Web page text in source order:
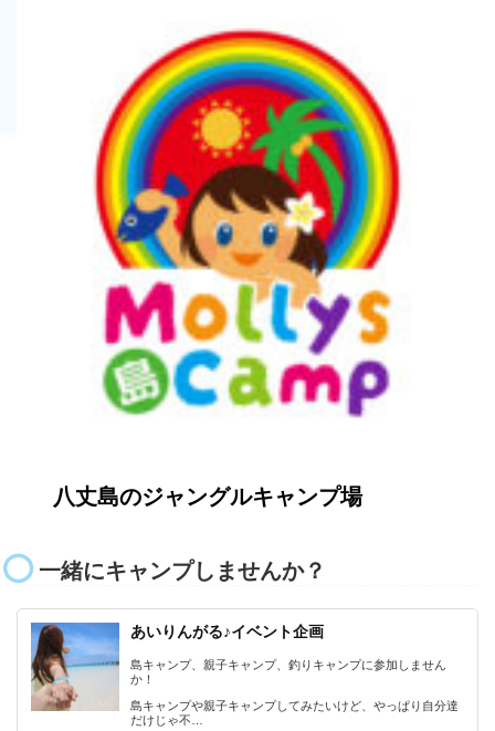
八丈島のジャングルキャンプ場
一緒にキャンプしませんか？
あいりんがる♪イベント企画
島キャンプ、親子キャンプ、釣りキャンプに参加しません
か！
島キャンプや親子キャンプしてみたいけど、やっぱり自分達
だけじゃ不…